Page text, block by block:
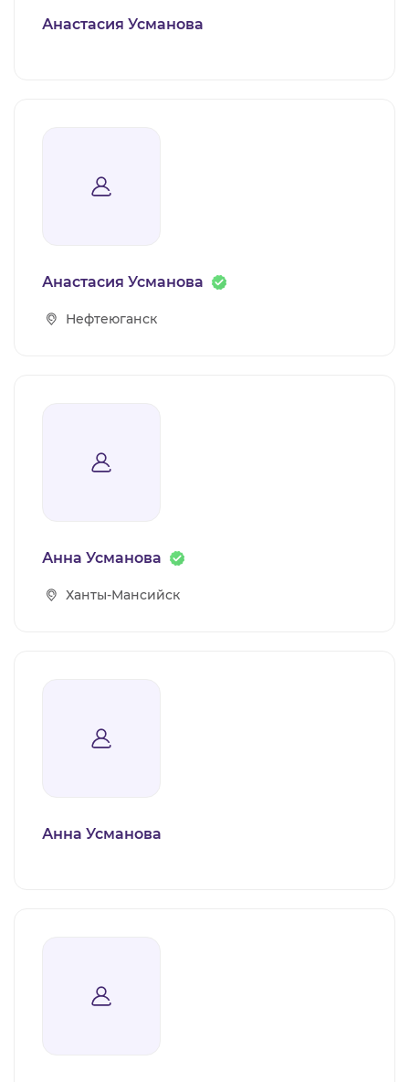
Анастасия Усманова
Анастасия Усманова
Нефтеюганск
Анна Усманова
Ханты-Мансийск
Анна Усманова